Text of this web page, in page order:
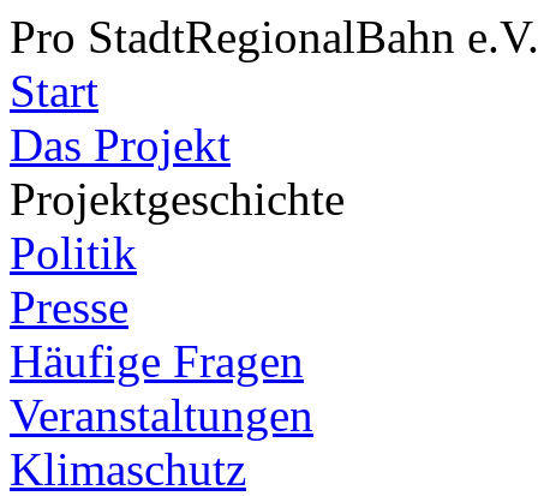
Pro StadtRegionalBahn e.V.
Start
Das Projekt
Projektgeschichte
Politik
Presse
Häufige Fragen
Veranstaltungen
Klimaschutz